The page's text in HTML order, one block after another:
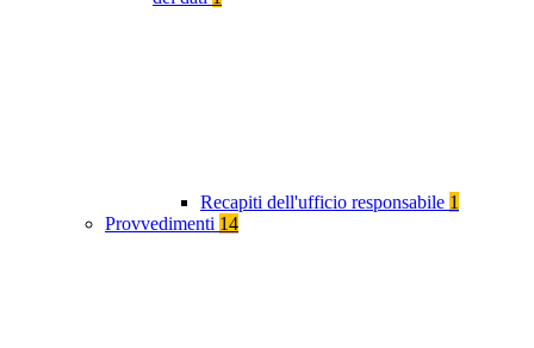
Recapiti dell'ufficio responsabile 1
Provvedimenti 14